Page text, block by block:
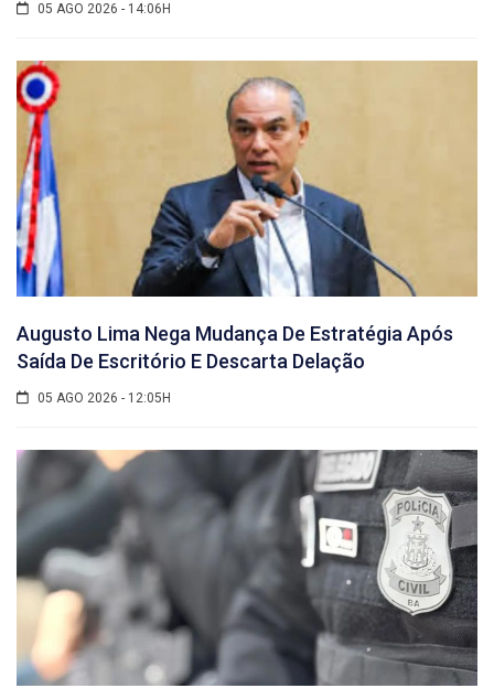
05 AGO 2026 - 14:06H
Augusto Lima Nega Mudança De Estratégia Após
Saída De Escritório E Descarta Delação
05 AGO 2026 - 12:05H